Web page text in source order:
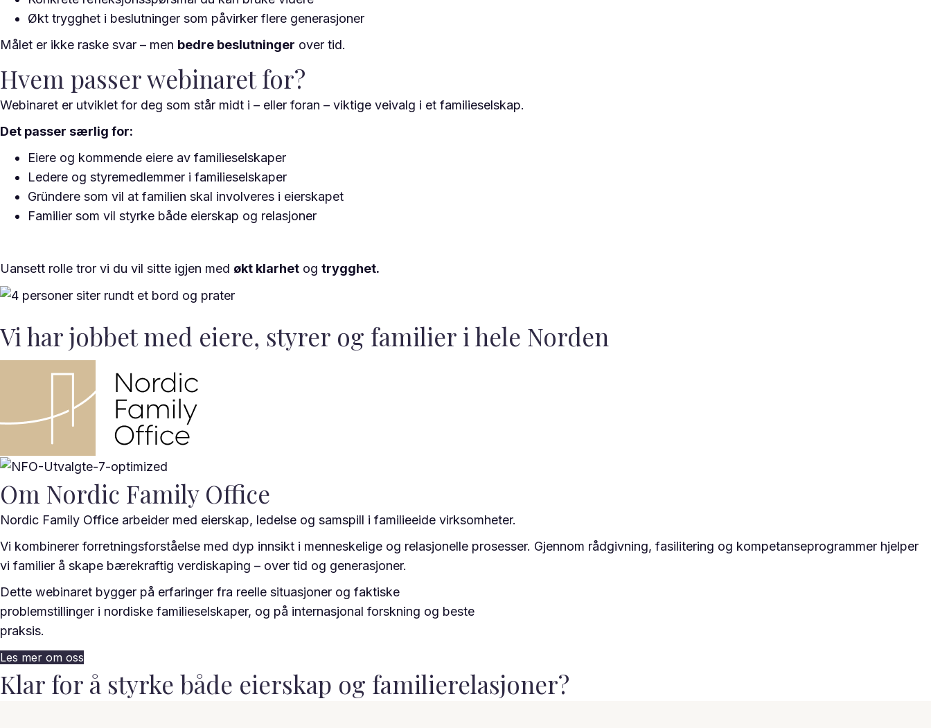
Økt trygghet i beslutninger som påvirker flere generasjoner
Målet er ikke raske svar – men bedre beslutninger over tid.
Hvem passer webinaret for?
Webinaret er utviklet for deg som står midt i – eller foran – viktige veivalg i et familieselskap.
Det passer særlig for:
Eiere og kommende eiere av familieselskaper
Ledere og styremedlemmer i familieselskaper
Gründere som vil at familien skal involveres i eierskapet
Familier som vil styrke både eierskap og relasjoner
Uansett rolle tror vi du vil sitte igjen med økt klarhet og trygghet.
Vi har jobbet med eiere, styrer og familier i hele Norden
Om Nordic Family Office
Nordic Family Office arbeider med eierskap, ledelse og samspill i familieeide virksomheter.
Vi kombinerer forretningsforståelse med dyp innsikt i menneskelige og relasjonelle prosesser. Gjennom rådgivning, fasilitering og kompetanseprogrammer hjelper
vi familier å skape bærekraftig verdiskaping – over tid og generasjoner.
Dette webinaret bygger på erfaringer fra reelle situasjoner og faktiske
problemstillinger i nordiske familieselskaper, og på internasjonal forskning og beste
praksis.
Les mer om oss
Klar for å styrke både eierskap og familierelasjoner?